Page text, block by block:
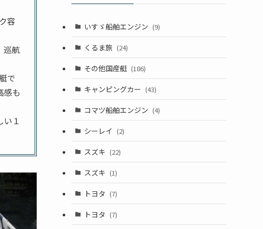
容
巡航
で
感も
い１
いすゞ船舶エンジン (9)
くるま旅 (24)
その他国産艇 (186)
キャンピングカー (43)
コマツ船舶エンジン (4)
シーレイ (2)
スズキ (22)
スズキ (1)
トヨタ (7)
トヨタ (7)